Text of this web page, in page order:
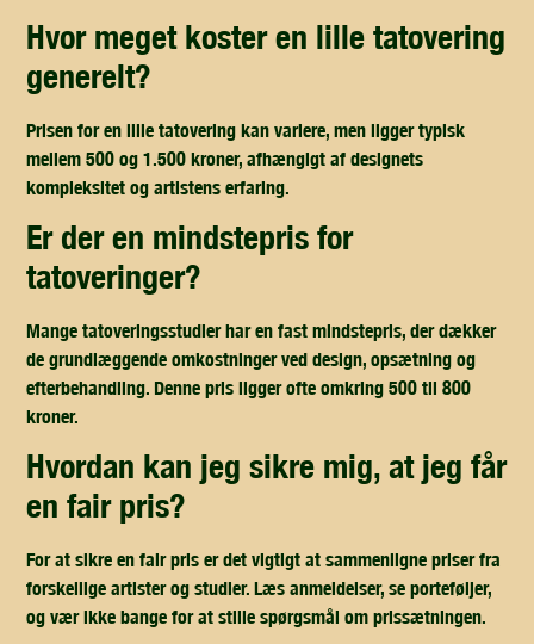
hvor meget koster en lille tatovering
generelt?
Prisen for en lille tatovering kan variere, men ligger typisk
mellem 500 og 1.500 kroner, afhængigt af designets
kompleksitet og artistens erfaring.
er der en mindstepris for
tatoveringer?
Mange tatoveringsstudier har en fast mindstepris, der dækker
de grundlæggende omkostninger ved design, opsætning og
efterbehandling. Denne pris ligger ofte omkring 500 til 800
kroner.
hvordan kan jeg sikre mig, at jeg får
en fair pris?
For at sikre en fair pris er det vigtigt at sammenligne priser fra
forskellige artister og studier. Læs anmeldelser, se porteføljer,
og vær ikke bange for at stille spørgsmål om prissætningen.